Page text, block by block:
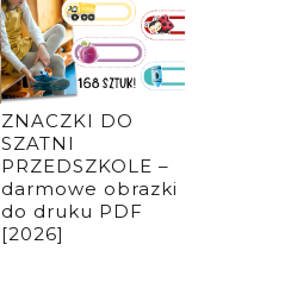
ZNACZKI DO
SZATNI
PRZEDSZKOLE –
darmowe obrazki
do druku PDF
[2026]